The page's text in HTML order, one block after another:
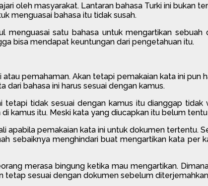
oleh masyarakat. Lantaran bahasa Turki ini bukan
menguasai bahasa itu tidak susah.
satu bahasa untuk mengartikan
bisa mendapat keuntungan dari pengetahuan itu.
pemahaman. Akan tetapi pemakaian kata ini pun
dari bahasa ini harus sesuai dengan kamus.
tidak sesuai dengan kamus itu dianggap
kamus itu. Meski kata yang diucapkan itu belum tentu
apabila pemakaian kata ini untuk dokumen tertentu.
sebaiknya menghindari buat mengartikan kata
merasa bingung ketika mau mengartikan.
tetap sesuai dengan dokumen sebelum